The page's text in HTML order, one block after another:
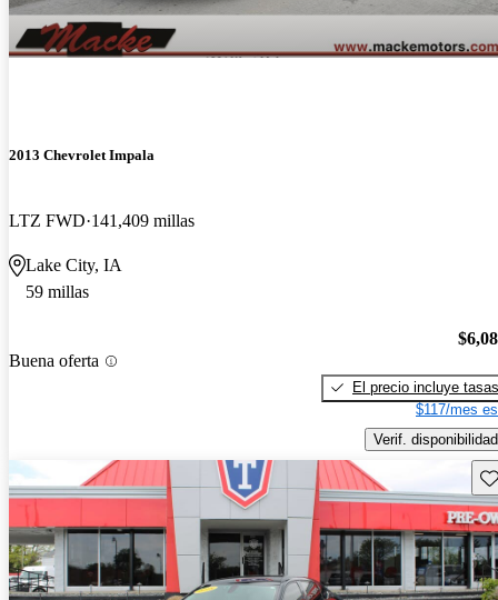
2013 Chevrolet Impala
LTZ FWD 141,409 millas
Lake City, IA
59 millas
Buena oferta
El precio incluye tasas
$117/mes
Verif. disponibilidad